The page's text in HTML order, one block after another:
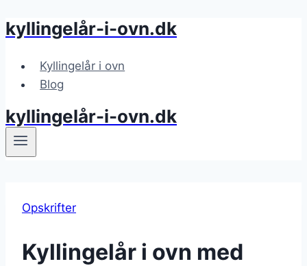
Fortsæt
indhold
kyllingelår-i-ovn.dk
Kyllingelår i ovn
Blog
kyllingelår-i-ovn.dk
Opskrifter
Kyllingelår i ovn med